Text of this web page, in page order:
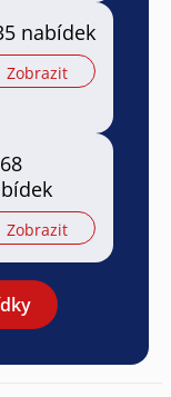
nabídek
Zobrazit
Zobrazit